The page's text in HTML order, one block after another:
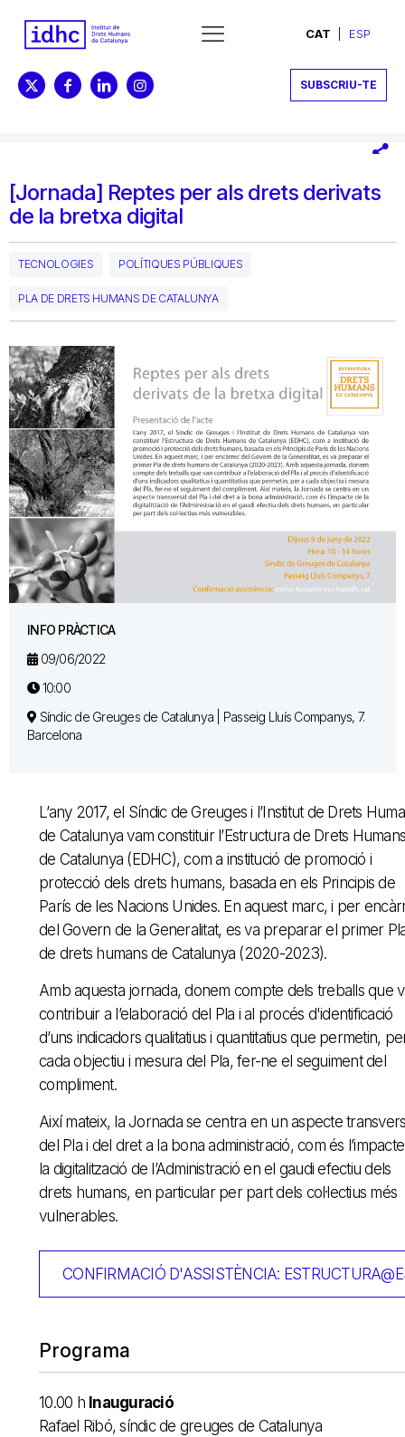
CAT ESP
SUBSCRIU-TE
[Jornada] Reptes per als drets derivats
de la bretxa digital
TECNOLOGIES POLÍTIQUES PÚBLIQUES
PLA DE DRETS HUMANS DE CATALUNYA
INFO PRÀCTICA
09/06/2022
10:00
Síndic de Greuges de Catalunya | Passeig Lluís Companys, 7.
Barcelona
L’any 2017, el Síndic de Greuges i l’Institut de Drets
de Catalunya vam constituir l’Estructura de Drets Humans
de Catalunya (EDHC), com a institució de promoció i
protecció dels drets humans, basada en els Principis de
París de les Nacions Unides. En aquest marc, i per
del Govern de la Generalitat, es va preparar el primer
de drets humans de Catalunya (2020-2023).
Amb aquesta jornada, donem compte dels treballs que
contribuir a l’elaboració del Pla i al procés d'identificació
d’uns indicadors qualitatius i quantitatius que permetin,
cada objectiu i mesura del Pla, fer-ne el seguiment del
compliment.
Així mateix, la Jornada se centra en un aspecte
del Pla i del dret a la bona administració, com és
la digitalització de l’Administració en el gaudi efectiu dels
drets humans, en particular per part dels col·lectius més
vulnerables.
CONFIRMACIÓ D'ASSISTÈNCIA:
Programa
10.00 h Inauguració
Rafael Ribó, síndic de greuges de Catalunya